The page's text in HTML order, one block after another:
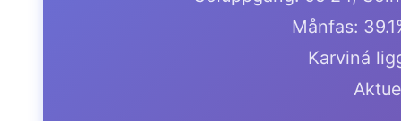
Månfas:
Karviná